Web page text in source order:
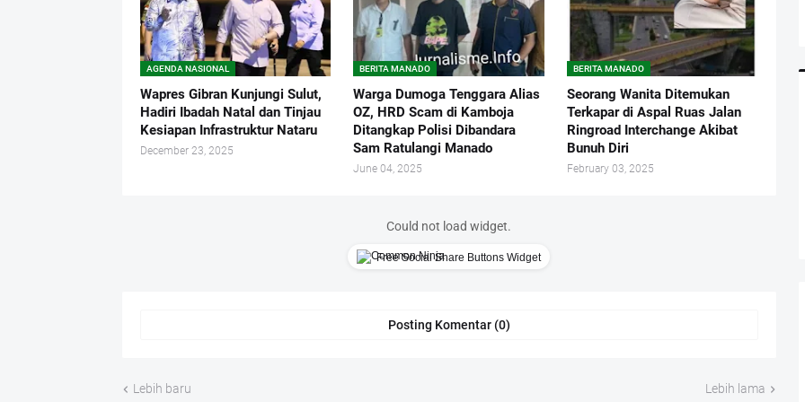
AGENDA NASIONAL
Wapres Gibran Kunjungi Sulut,
Hadiri Ibadah Natal dan Tinjau
Kesiapan Infrastruktur Nataru
December 23, 2025
BERITA MANADO
Warga Dumoga Tenggara Alias
OZ, HRD Scam di Kamboja
Ditangkap Polisi Dibandara
Sam Ratulangi Manado
June 04, 2025
BERITA MANADO
Seorang Wanita Ditemukan
Terkapar di Aspal Ruas Jalan
Ringroad Interchange Akibat
Bunuh Diri
February 03, 2025
Could not load widget.
Free Social Share Buttons Widget
Posting Komentar (0)
Lebih baru Lebih lama